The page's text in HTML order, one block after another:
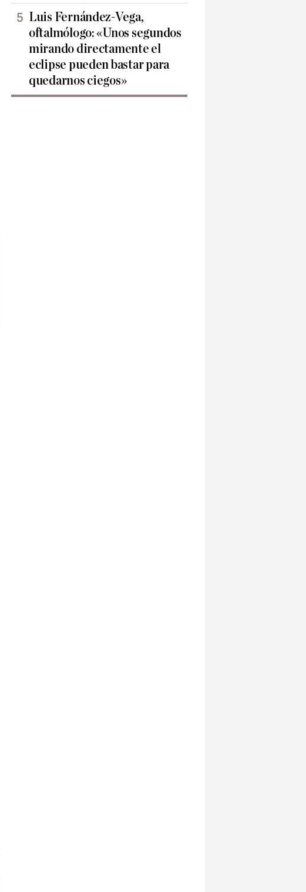
Luis Fernández-Vega,
oftalmólogo: «Unos segundos
mirando directamente el
eclipse pueden bastar para
quedarnos ciegos»